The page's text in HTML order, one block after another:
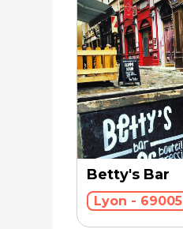
Betty's Bar
Lyon - 69005